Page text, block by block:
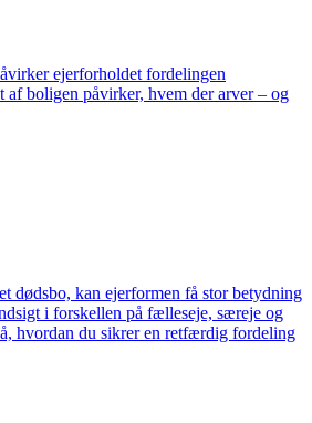
ejerforholdet fordelingen
af boligen påvirker, hvem der arver – og
dødsbo, kan ejerformen få stor betydning
i forskellen på fælleseje, særeje og
hvordan du sikrer en retfærdig fordeling